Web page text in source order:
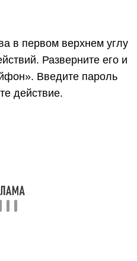
в первом верхнем углу
Разверните его и
Введите пароль
действие.